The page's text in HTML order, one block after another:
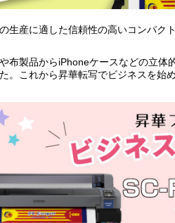
生産に適した信頼性の高いコンパク
布製品からiPhoneケースなどの立
。これから昇華転写でビジネスを始